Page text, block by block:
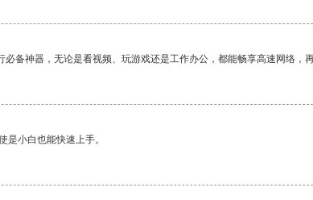
备神器，无论是看视频、玩游戏还是工作办公，都能畅享高速网络，
是小白也能快速上手。